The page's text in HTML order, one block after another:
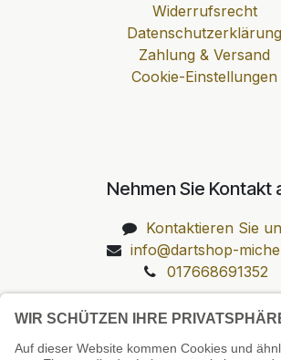
Widerrufsrecht
Datenschutzerklärung
Zahlung & Versand
Cookie-Einstellungen
Nehmen Sie Kontakt
Kontaktieren Sie
info@dartshop-
017668691352